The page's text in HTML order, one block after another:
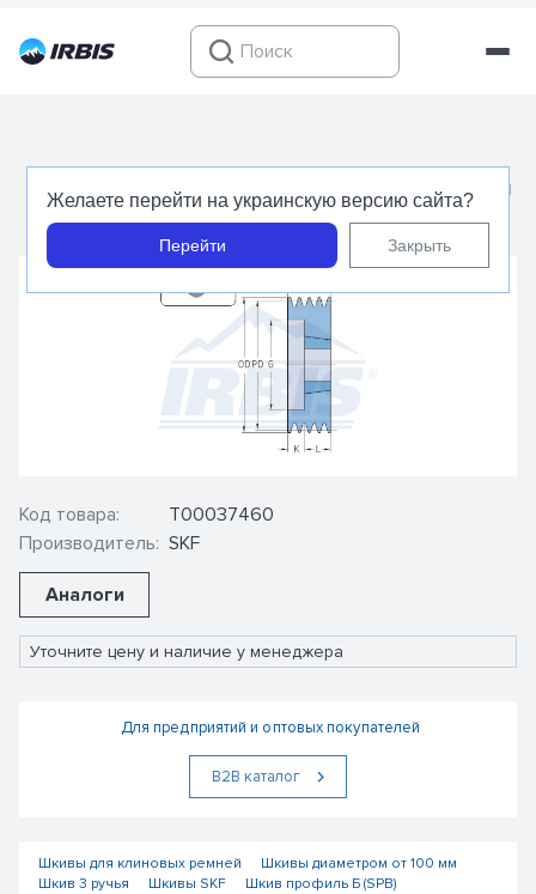
Желаете перейти на украинскую версию сайта?
Перейти Закрыть
PHP 3SPB180TB - Шкив для клиновых ремней
- SKF
Код товара:
Производитель:
Т00037460
SKF
Аналоги
Уточните цену и наличие у менеджера
Для предприятий и оптовых покупателей
В2В каталог
Шкивы для клиновых ремней
Шкивы диаметром от 100 мм
Шкив 3 ручья
Шкивы SKF Шкив профиль Б (SPB)